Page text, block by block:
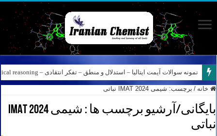
نمونه سوالات آیمت ایتالیا – استدلال و منطق – تفکر انتقادی – Logical reasoning – پارت ۸
کانال آیمت ایتالیا در نرم افزار بله – کانال شیمی آیمت استاد نباتی
خانه / برچسب: شیمی IMAT 2024 نباتی
بایگانی/آرشیو برچسب ها :
شیمی IMAT 2024
نباتی